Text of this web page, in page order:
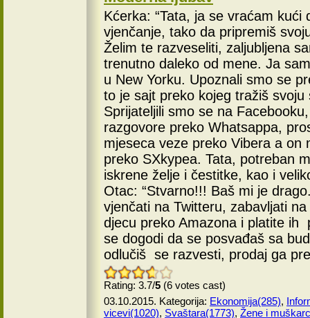
Kćerka: “Tata, ja se vraćam kući
vjenčanje, tako da pripremiš
Želim te razveseliti, zaljubljena
trenutno daleko od mene. Ja
u New Yorku. Upoznali smo se
to je sajt preko kojeg tražiš svoju
Sprijateljili smo se na
razgovore preko Whatsappa,
mjeseca veze preko Vibera a on
preko SXkypea. Tata, potreban
iskrene želje i čestitke, kao i
Otac: “Stvarno!!! Baš mi je
vjenčati na Twitteru, zabavljati
djecu preko Amazona i platite ih
se dogodi da se posvađaš sa
odlučiš se razvesti, prodaj ga
Rating: 3.7/5 (6 votes cast)
03.10.2015. Kategorija: Ekonomija(285),
vicevi(1020), Svaštara(1773), Žene i